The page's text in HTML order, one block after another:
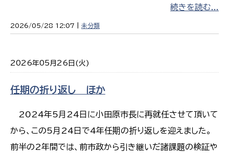
続きを読む...
2026/05/28 12:07 | 未分類
2026年05月26日(火)
任期の折り返し ほか
2024年5月24日に小田原市長に再就任させて頂いて
から、この5月24日で4年任期の折り返しを迎えました。
前半の2年間では、前市政から引き継いだ諸課題の検証や